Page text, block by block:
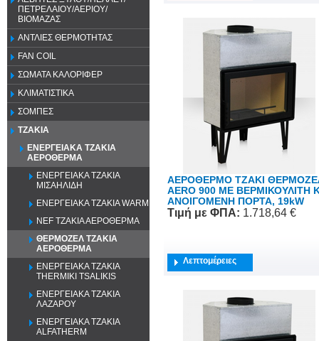
ΠΕΤΡΕΛΑΙΟΥ/ΑΕΡΙΟΥ/
ΒΙΟΜΑΖΑΣ
ΑΝΤΛΙΕΣ ΘΕΡΜΟΤΗΤΑΣ
FAN COIL
ΣΩΜΑΤΑ ΚΑΛΟΡΙΦΕΡ
ΚΛΙΜΑΤΙΣΤΙΚΑ
ΣΟΜΠΕΣ
ΤΖΑΚΙΑ
ΕΝΕΡΓΕΙΑΚΑ ΤΖΑΚΙΑ
ΑΕΡΟΘΕΡΜΑ
ΕΝΕΡΓΕΙΑΚΑ ΤΖΑΚΙΑ
ΜΙΣΑΗΛΙΔΗ
ΕΝΕΡΓΕΙΑΚΑ ΤΖΑΚΙΑ WARM
NEF ΤΖΑΚΙΑ ΑΕΡΟΘΕΡΜΑ
ΘΕΡΜΟΖΕΛ ΤΖΑΚΙΑ
ΑΕΡΟΘΕΡΜΑ
ΕΝΕΡΓΕΙΑΚΑ ΤΖΑΚΙΑ
THERMIKI TSALIKIS
ΕΝΕΡΓΕΙΑΚΑ ΤΖΑΚΙΑ
ΛΑΖΑΡΟΥ
ΕΝΕΡΓΕΙΑΚΑ ΤΖΑΚΙΑ
ALFATHERM
ΑΕΡΟΘΕΡΜΟ ΤΖΑΚΙ
AERO 900 ME ΒΕΡΜΙΚΟΥΛΙΤΗ
ΑΝΟΙΓΟΜΕΝΗ ΠΟΡΤΑ, 19kW
Τιμή με ΦΠΑ: 1.718,64 €
Λεπτομέρειες